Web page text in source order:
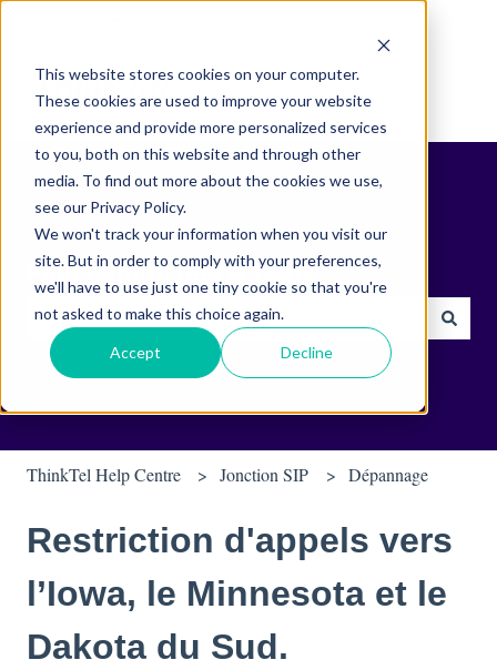
This website stores cookies on your computer.
These cookies are used to improve your website
experience and provide more personalized services
to you, both on this website and through other
media. To find out more about the cookies we use,
see our Privacy Policy.
We won't track your information when you visit our
site. But in order to comply with your preferences,
we'll have to use just one tiny cookie so that you're
not asked to make this choice again.
Accept Decline
Find helpful tips & tools.
Il n'y a aucune suggestion car le champ de recherche est vide.
ThinkTel Help Centre Jonction SIP Dépannage
Restriction d'appels vers
l’Iowa, le Minnesota et le
Dakota du Sud.